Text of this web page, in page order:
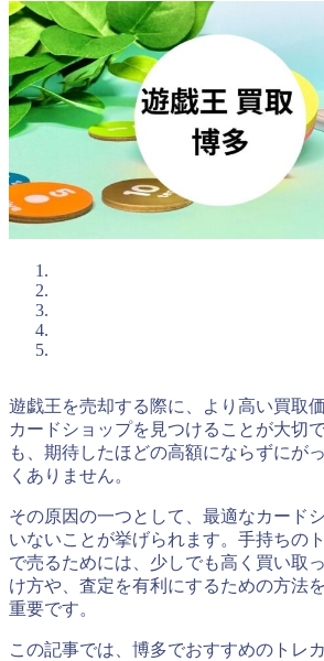
遊戯王を売却する際に、より高い買取
カードショップを見つけることが大切
も、期待したほどの高額にならずにが
くありません。
その原因の一つとして、最適なカード
いないことが挙げられます。手持ちの
で売るためには、少しでも高く買い取
け方や、査定を有利にするための方法
重要です。
この記事では、博多でおすすめのトレ